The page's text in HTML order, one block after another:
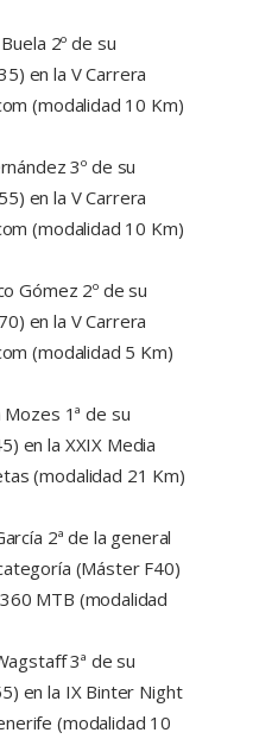
2º de su
en la V Carrera
(modalidad 10 Km)
3º de su
en la V Carrera
(modalidad 10 Km)
Gómez 2º de su
en la V Carrera
(modalidad 5 Km)
1ª de su
en la XXIX Media
(modalidad 21 Km)
2ª de la general
(Máster F40)
MTB (modalidad
3ª de su
en la IX Binter Night
(modalidad 10